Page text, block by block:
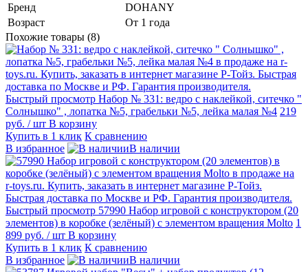
Бренд
DOHANY
Возраст
От 1 года
Похожие товары (8)
Быстрый просмотр Набор № 331: ведро с наклейкой, ситечко "
Солнышко" , лопатка №5, грабельки №5, лейка малая №4 219
руб. / шт В корзину
Купить в 1 клик К сравнению
В избранное
В наличии
Быстрый просмотр 57990 Набор игровой с конструктором (20
элементов) в коробке (зелёный) с элементом вращения Molto 1
899 руб. / шт В корзину
Купить в 1 клик К сравнению
В избранное
В наличии